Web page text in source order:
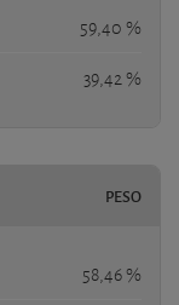
59,40 %
39,42 %
PESO
58,46 %